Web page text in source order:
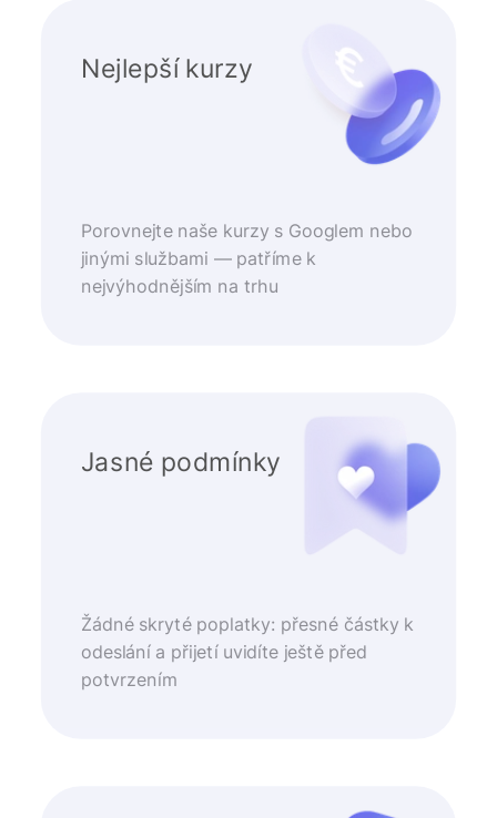
Nejlepší kurzy
Porovnejte naše kurzy s Googlem nebo
jinými službami — patříme k
nejvýhodnějším na trhu
Jasné podmínky
Žádné skryté poplatky: přesné částky k
odeslání a přijetí uvidíte ještě před
potvrzením